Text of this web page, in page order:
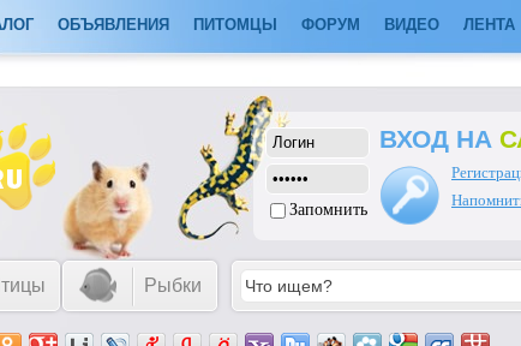
ОБЪЯВЛЕНИЯ ПИТОМЦЫ ФОРУМ ВИДЕО ЛЕНТА
Запомнить
ВХОД НА
Рыбки